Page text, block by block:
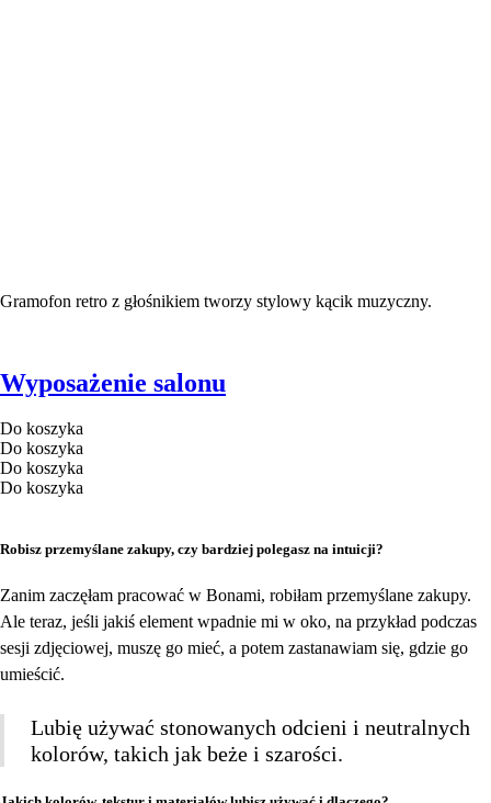
Gramofon retro z głośnikiem tworzy stylowy kącik muzyczny.
Wyposażenie salonu
Do koszyka
Do koszyka
Do koszyka
Do koszyka
Robisz przemyślane zakupy, czy bardziej polegasz na intuicji?
Zanim zaczęłam pracować w Bonami, robiłam przemyślane zakupy.
Ale teraz, jeśli jakiś element wpadnie mi w oko, na przykład podczas
sesji zdjęciowej, muszę go mieć, a potem zastanawiam się, gdzie go
umieścić.
Lubię używać stonowanych odcieni i neutralnych
kolorów, takich jak beże i szarości.